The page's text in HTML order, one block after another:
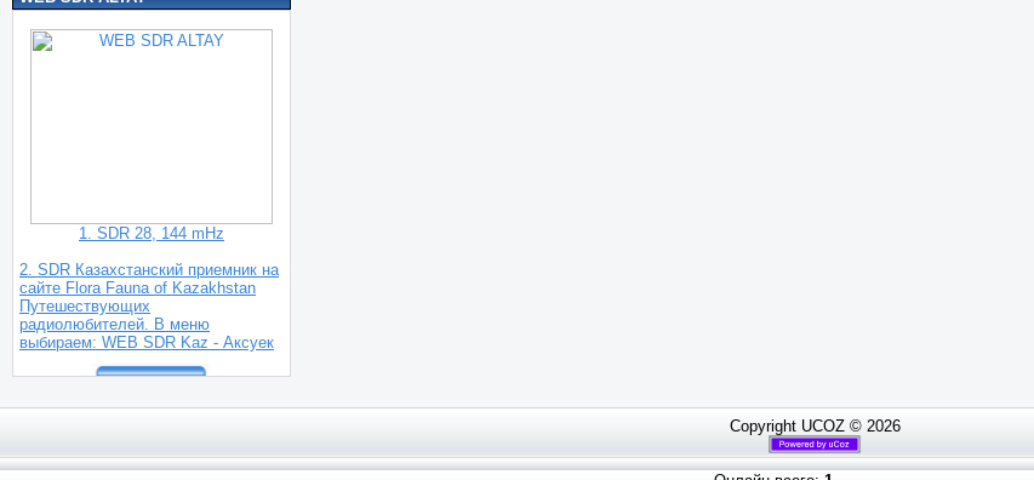
1. SDR 28, 144 mHz
2. SDR Казахстанский приемник на
сайте Flora Fauna of Kazakhstan
Путешествующих
радиолюбителей. В меню
выбираем: WEB SDR Kaz - Аксуек
Copyright UCOZ © 2026